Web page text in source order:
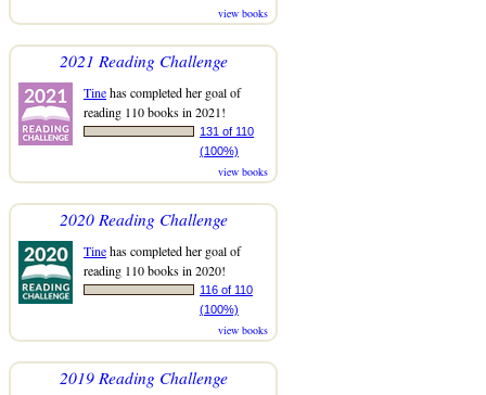
view books
2021 Reading Challenge
Tinehas completed her goal of
reading 110 books in 2021!
131 of 110
(100%)
view books
2020 Reading Challenge
Tinehas completed her goal of
reading 110 books in 2020!
116 of 110
(100%)
view books
2019 Reading Challenge